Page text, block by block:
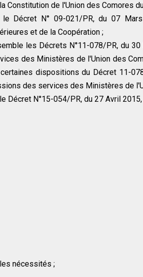
Constitution de l'Union des Comores
le Décret N° 09-021/PR, du 07
et de la Coopération ;
les Décrets N°11-078/PR, du
des Ministères de l'Union des
dispositions du Décret 11-
des services des Ministères de
Décret N°15-054/PR, du 27 Avril
nécessités ;